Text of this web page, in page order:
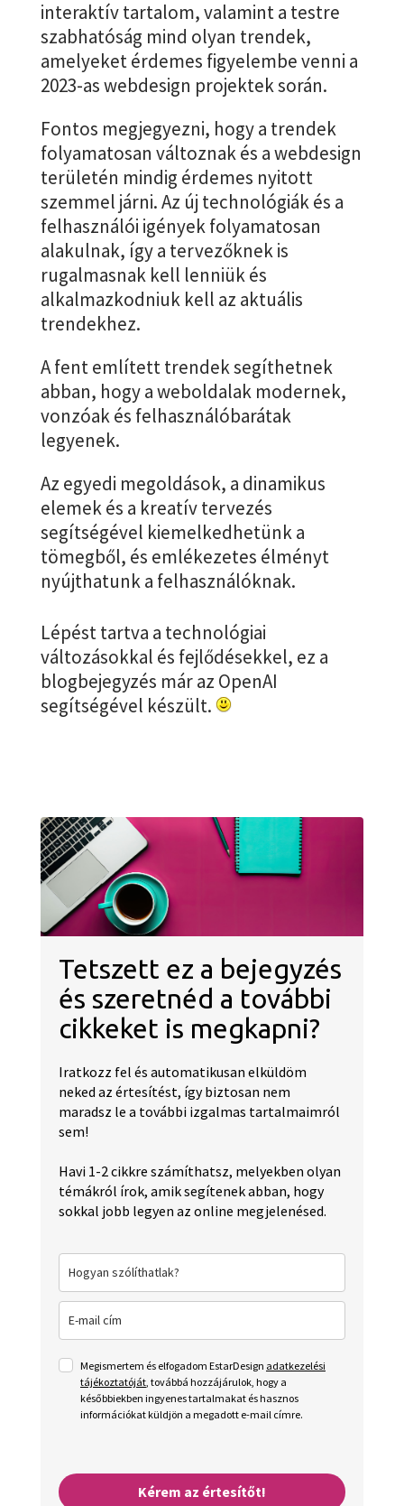
interaktív tartalom, valamint a testre
szabhatóság mind olyan trendek,
amelyeket érdemes figyelembe venni a
2023-as webdesign projektek során.
Fontos megjegyezni, hogy a trendek
folyamatosan változnak és a webdesign
területén mindig érdemes nyitott
szemmel járni. Az új technológiák és a
felhasználói igények folyamatosan
alakulnak, így a tervezőknek is
rugalmasnak kell lenniük és
alkalmazkodniuk kell az aktuális
trendekhez.
A fent említett trendek segíthetnek
abban, hogy a weboldalak modernek,
vonzóak és felhasználóbarátak
legyenek.
Az egyedi megoldások, a dinamikus
elemek és a kreatív tervezés
segítségével kiemelkedhetünk a
tömegből, és emlékezetes élményt
nyújthatunk a felhasználóknak.
Lépést tartva a technológiai
változásokkal és fejlődésekkel, ez a
blogbejegyzés már az OpenAI
segítségével készült.
Tetszett ez a bejegyzés
és szeretnéd a további
cikkeket is megkapni?
Iratkozz fel és automatikusan elküldöm
neked az értesítést, így biztosan nem
maradsz le a további izgalmas tartalmaimról
sem!
Havi 1-2 cikkre számíthatsz, melyekben olyan
témákról írok, amik segítenek abban, hogy
sokkal jobb legyen az online megjelenésed.
Megismertem és elfogadom EstarDesign adatkezelési
tájékoztatóját, továbbá hozzájárulok, hogy a
későbbiekben ingyenes tartalmakat és hasznos
információkat küldjön a megadott e-mail címre.
Kérem az értesítőt!